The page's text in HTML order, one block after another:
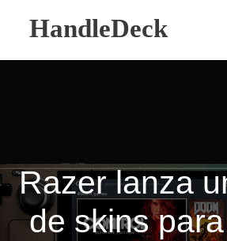
contenido
HandleDeck
Razer lanza
de skins